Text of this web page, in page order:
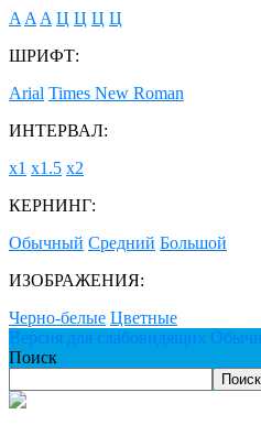
A A A Ц Ц Ц Ц
ШРИФТ:
Arial Times New Roman
ИНТЕРВАЛ:
х1 х1.5 х2
КЕРНИНГ:
Обычный Средний Большой
ИЗОБРАЖЕНИЯ:
Черно-белые Цветные
Версия для слабовидящих
Поиск
Поиск